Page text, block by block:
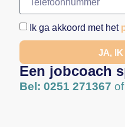
Ik ga akkoord met het
JA, IK
Een jobcoach
Bel: 0251 271367 of